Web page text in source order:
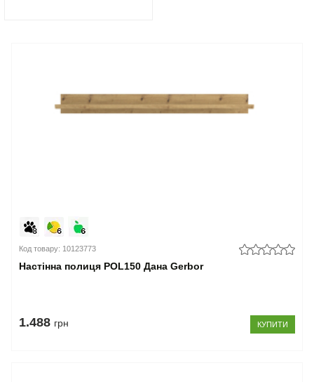
Код товару: 10123773
Настінна полиця POL150 Дана Gerbor
1.488 грн КУПИТИ